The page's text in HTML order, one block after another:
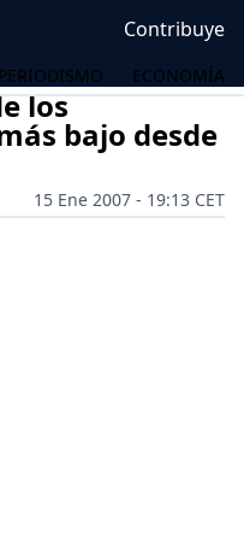
Contribuye
PERIODISMO ECONOMÍA
los
bajo desde
15 Ene 2007 - 19:13 CET